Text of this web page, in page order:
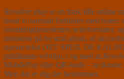
Revolver play er en fræk lille online
hvad vi normalt forbinder med teater,
streamingtjenesternes serieformater,
miniserie på tre små afsnit, af
nyeste tekst DET SPEJL DE
publikums velvilje, i og med at
MobilePay eller QR-kode – at
Men det er dig der bestemmer.